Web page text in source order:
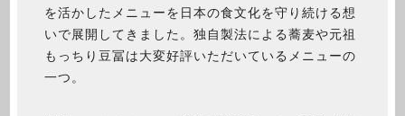
を活かしたメニューを日本の食文化を守り続ける想
いで展開してきました。独自製法による蕎麦や元祖
もっちり豆冨は大変好評いただいているメニューの
一つ。